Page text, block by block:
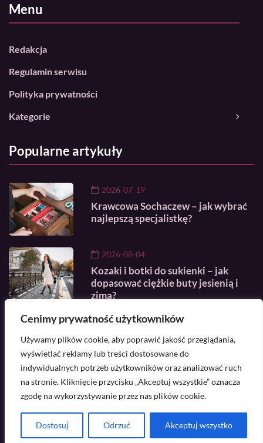
Cenimy prywatność użytkowników
Używamy plików cookie, aby poprawić jakość przeglądania,
wyświetlać reklamy lub treści dostosowane do
indywidualnych potrzeb użytkowników oraz analizować ruch
na stronie. Kliknięcie przycisku „Akceptuj wszystkie” oznacza
zgodę na wykorzystywanie przez nas plików cookie.
Dostosuj Odrzuć Akceptuj wszystko
Menu
Redakcja
Regulamin serwisu
Polityka prywatności
Kategorie
Popularne artykuły
2026-07-19
Krawcowa Sochaczew – jak wybrać
najlepszą specjalistkę?
2026-08-04
Kozaki i botki do sukienki – jak
dopasować ciężkie buty jesienią i
zimą?
2026-07-16
Jak się modnie ubrać na grilla?
Masz pytanie? Skontaktuj się z nami -
kontakt@ciekaweszycie.pl